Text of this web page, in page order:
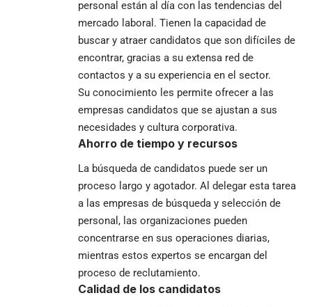
personal están al día con las tendencias del
mercado laboral. Tienen la capacidad de
buscar y atraer candidatos que son difíciles de
encontrar, gracias a su extensa red de
contactos y a su experiencia en el sector.
Su conocimiento les permite ofrecer a las
empresas candidatos que se ajustan a sus
necesidades y cultura corporativa.
Ahorro de tiempo y recursos
La búsqueda de candidatos puede ser un
proceso largo y agotador. Al delegar esta tarea
a las empresas de búsqueda y selección de
personal, las organizaciones pueden
concentrarse en sus operaciones diarias,
mientras estos expertos se encargan del
proceso de reclutamiento.
Calidad de los candidatos